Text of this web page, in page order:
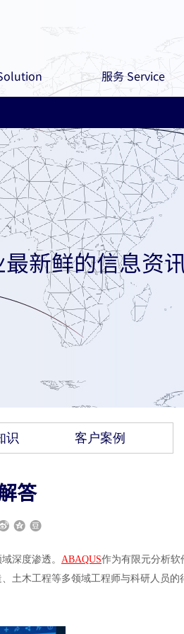
服务 Service
新鲜的信息资
识 客户案例
答
深度渗透。 ABAQUS作为有限元分析软
土木工程等多领域工程师与科研人员的